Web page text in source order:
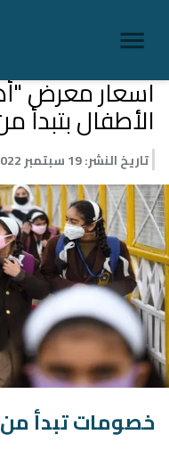
اسعار معرض
الأطفال بتبدأ من 65
تاريخ النشر:19 سبتمبر 2022
خصومات تبدأ من 20% وتصل الي 50%